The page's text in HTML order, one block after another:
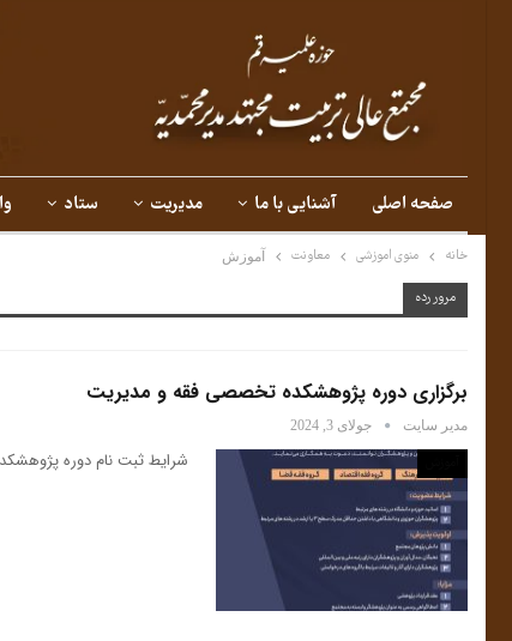
صفحه اصلی آشنایی با ما مدیریت ستاد
خانه منوی اموزشی معاونت آموزش
مرور رده
برگزاری دوره پژوهشکده تخصصی فقه و مدیریت
مدیر سایت جولای 3, 2024
شرایط ثبت نام دوره